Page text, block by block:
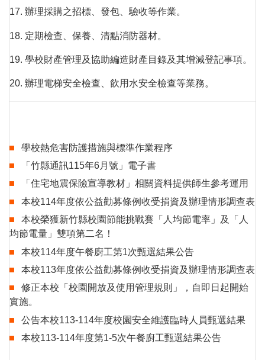
17. 辦理採購之招標、發包、驗收等作業。
18. 定期檢查、保養、清點消防器材。
19. 學校財產管理及協助編造財產目錄及其增減登記事項。
20. 辦理電梯安全檢查、飲用水安全檢查等業務。
學校熱危害防護措施與標準作業程序
「竹縣通訊115年6月號」電子書
「住宅地震保險宣導教材」相關資料提供師生參考運用
本校114年度依公益勸募條例收受捐資及辦理情形調查表
本校榮獲新竹縣校園節能挑戰賽「人均節電率」及「人
均節電量」雙項第二名！
本校114年度午餐廚工第1次甄選結果公告
本校113年度依公益勸募條例收受捐資及辦理情形調查表
修正本校「校園開放及使用管理規則」，自即日起開始
實施。
公告本校113-114年度校園安全維護臨時人員甄選結果
本校113-114年度第1-5次午餐廚工甄選結果公告